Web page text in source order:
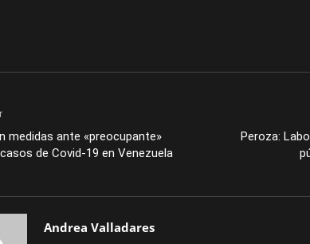
medidas ante «preocupante»
de Covid-19 en Venezuela
Peroza:
Andrea Valladares